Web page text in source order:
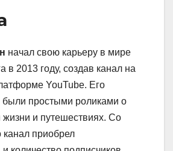
начал свою карьеру в мире
в 2013 году, создав канал на
YouTube. Его
простыми роликами о
жизни и путешествиях. Со
приобрел